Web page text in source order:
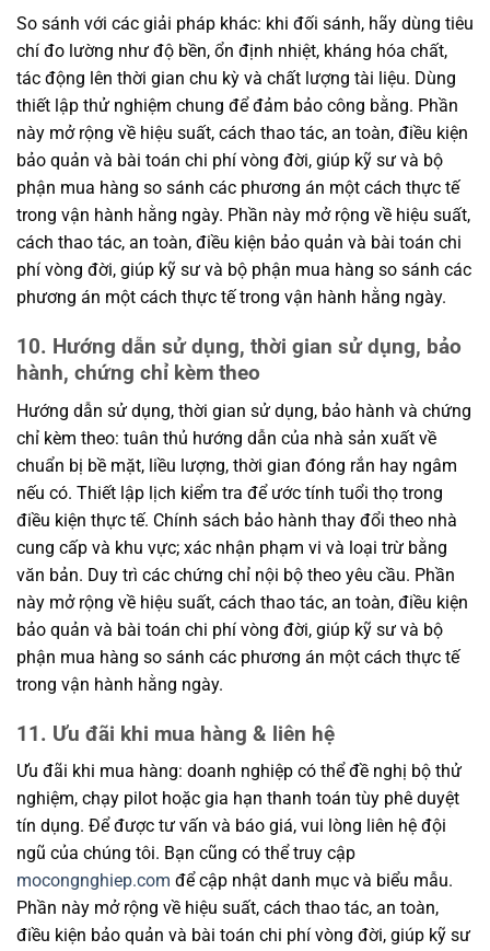
So sánh với các giải pháp khác: khi đối sánh, hãy dùng tiêu
chí đo lường như độ bền, ổn định nhiệt, kháng hóa chất,
tác động lên thời gian chu kỳ và chất lượng tài liệu. Dùng
thiết lập thử nghiệm chung để đảm bảo công bằng. Phần
này mở rộng về hiệu suất, cách thao tác, an toàn, điều kiện
bảo quản và bài toán chi phí vòng đời, giúp kỹ sư và bộ
phận mua hàng so sánh các phương án một cách thực tế
trong vận hành hằng ngày. Phần này mở rộng về hiệu suất,
cách thao tác, an toàn, điều kiện bảo quản và bài toán chi
phí vòng đời, giúp kỹ sư và bộ phận mua hàng so sánh các
phương án một cách thực tế trong vận hành hằng ngày.
10. Hướng dẫn sử dụng, thời gian sử dụng, bảo
hành, chứng chỉ kèm theo
Hướng dẫn sử dụng, thời gian sử dụng, bảo hành và chứng
chỉ kèm theo: tuân thủ hướng dẫn của nhà sản xuất về
chuẩn bị bề mặt, liều lượng, thời gian đóng rắn hay ngâm
nếu có. Thiết lập lịch kiểm tra để ước tính tuổi thọ trong
điều kiện thực tế. Chính sách bảo hành thay đổi theo nhà
cung cấp và khu vực; xác nhận phạm vi và loại trừ bằng
văn bản. Duy trì các chứng chỉ nội bộ theo yêu cầu. Phần
này mở rộng về hiệu suất, cách thao tác, an toàn, điều kiện
bảo quản và bài toán chi phí vòng đời, giúp kỹ sư và bộ
phận mua hàng so sánh các phương án một cách thực tế
trong vận hành hằng ngày.
11. Ưu đãi khi mua hàng & liên hệ
Ưu đãi khi mua hàng: doanh nghiệp có thể đề nghị bộ thử
nghiệm, chạy pilot hoặc gia hạn thanh toán tùy phê duyệt
tín dụng. Để được tư vấn và báo giá, vui lòng liên hệ đội
ngũ của chúng tôi. Bạn cũng có thể truy cập
mocongnghiep.com để cập nhật danh mục và biểu mẫu.
Phần này mở rộng về hiệu suất, cách thao tác, an toàn,
điều kiện bảo quản và bài toán chi phí vòng đời, giúp kỹ sư